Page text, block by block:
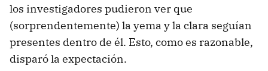
los investigadores pudieron ver que
(sorprendentemente) la yema y la clara seguían
presentes dentro de él. Esto, como es razonable,
disparó la expectación.